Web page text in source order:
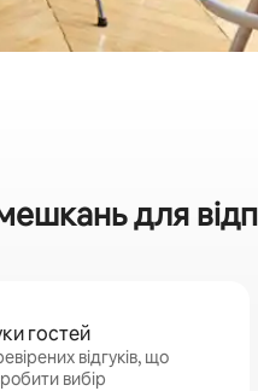
для
гостей
відгуків, що
вибір